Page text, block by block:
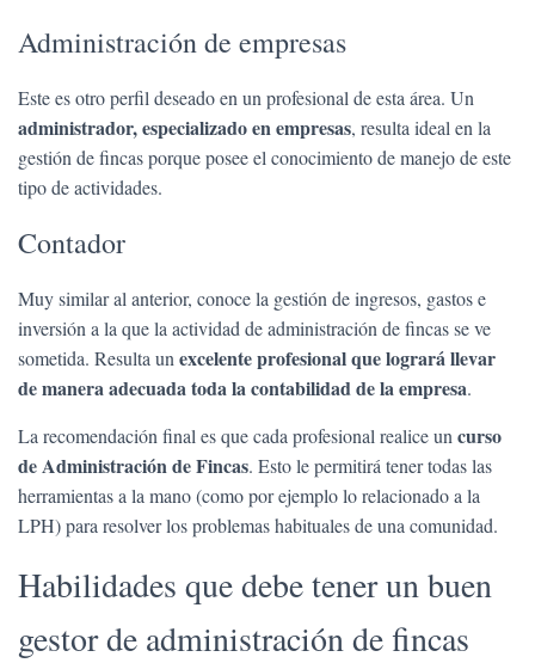
Administración de empresas
Este es otro perfil deseado en un profesional de esta área. Un
administrador, especializado en empresas, resulta ideal en la
gestión de fincas porque posee el conocimiento de manejo de este
tipo de actividades.
Contador
Muy similar al anterior, conoce la gestión de ingresos, gastos e
inversión a la que la actividad de administración de fincas se ve
sometida. Resulta un excelente profesional que logrará llevar
de manera adecuada toda la contabilidad de la empresa.
La recomendación final es que cada profesional realice un curso
de Administración de Fincas. Esto le permitirá tener todas las
herramientas a la mano (como por ejemplo lo relacionado a la
LPH) para resolver los problemas habituales de una comunidad.
Habilidades que debe tener un buen
gestor de administración de fincas